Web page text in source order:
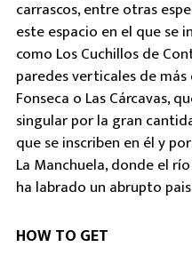
carrascos, entre otras
este espacio en el que se
como Los Cuchillos de
paredes verticales de
Fonseca o Las Cárcavas,
singular por la gran
que se inscriben en él y
La Manchuela, donde el
ha labrado un abrupto
HOW TO GET